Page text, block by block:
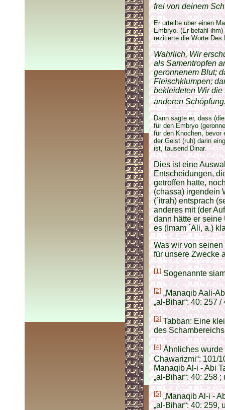
frei von deinem
Er urteilte über einen
Embryo. (Er befahl
rezitierte die Worte Des
Wahrlich, Wir
als Samentropfen
geronnenem Blut;
Fleischklumpen;
bekleideten Wir die
anderen
Dann sagte er, dass
für den Embryo
für den Knochen, bevor
der Geist (ruh) darin
ist, tausend Dinar.
Dies ist eine
Entscheidungen,
getroffen hatte,
(chassa) irgendein
(´itrah) entsprach
anderes mit (der
dann hätte er seine
es (Imam ´Ali, a.)
Was wir von
für unsere Zwecke
[1]Sogenannte
[2]„Manaqib Aali-
„al-Bihar“: 40: 257
[3]Tabban: Eine
des
[4]Ähnliches wurde
Chawarizmi“: 101/
Manaqib Al-i - Abi
„al-Bihar“: 40: 258
[5]„Manaqib Al-i -
„al-Bihar“: 40: 259,